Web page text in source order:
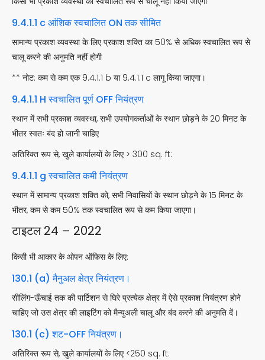
9.4.1.1 c आंशिक स्वचालित ON तक सीमित
सामान्य प्रकाश व्यवस्था के लिए प्रकाश शक्ति का 50% से अधिक स्वचालित रूप से
चालू करने की अनुमति नहीं होगी
** नोट: कम से कम एक 9.4.1.1 b या 9.4.1.1 c लागू किया जाएगा।
9.4.1.1 H स्वचालित पूर्ण OFF नियंत्रण
स्थान में सभी प्रकाश व्यवस्था, सभी उपयोगकर्ताओं के स्थान छोड़ने के 20 मिनट के
भीतर स्वतः बंद हो जानी चाहिए
अतिरिक्त रूप से, खुले कार्यालयों के लिए > 300 sq. ft:
9.4.1.1 g स्वचालित कमी नियंत्रण
स्थान में सामान्य प्रकाश शक्ति को, सभी निवासियों के स्थान छोड़ने के 15 मिनट के
भीतर, कम से कम 50% तक स्वचालित रूप से कम किया जाएगा।
टाइटल 24 – 2022
किसी भी आकार के ओपन ऑफिस के लिए:
130.1 (a) मैनुअल क्षेत्र नियंत्रण।
सीलिंग-ऊँचाई तक की पार्टिशन से घिरे प्रत्येक क्षेत्र में ऐसे प्रकाश नियंत्रण होने
चाहिए जो उस क्षेत्र की लाइटिंग को मैन्युअली चालू और बंद करने की अनुमति दें।
130.1 (c) शट-OFF नियंत्रण।
अतिरिक्त रूप से, खुले कार्यालयों के लिए <250 sq. ft: